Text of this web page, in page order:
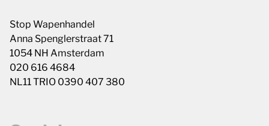
Stop Wapenhandel
Anna Spenglerstraat 71
1054 NH Amsterdam
020 616 4684
NL11 TRIO 0390 407 380